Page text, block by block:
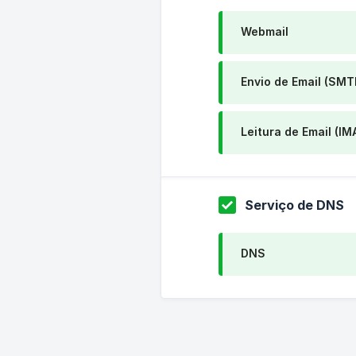
Webmail
Envio de Email
Leitura de Email
Serviço de DNS
DNS